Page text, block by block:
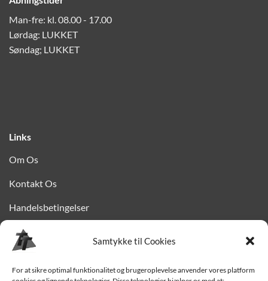
Samtykke til Cookies
For at sikre optimal funktionalitet og brugeroplevelse anvender vores platform
Man-fre: kl. 08.00 - 17.00
Lørdag: LUKKET
Søndag; LUKKET
Links
Om Os
Kontakt Os
Handelsbetingelser
Privatlivspolitik
Finansiering